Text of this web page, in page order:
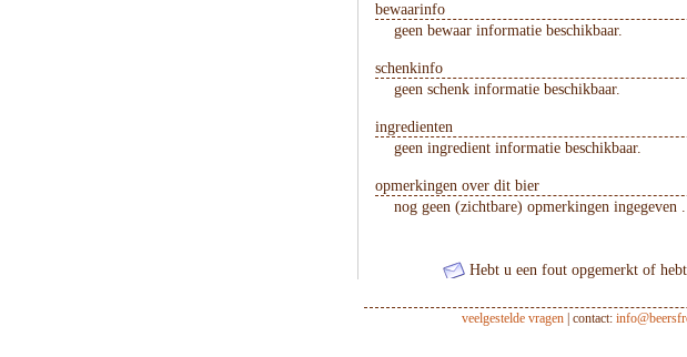
bewaarinfo
geen bewaar informatie beschikbaar.
schenkinfo
geen schenk informatie beschikbaar.
ingredienten
geen ingredient informatie beschikbaar.
opmerkingen over dit bier
nog geen (zichtbare) opmerkingen ingegeven .
Hebt u een fout opgemerkt of
veelgestelde vragen| contact: